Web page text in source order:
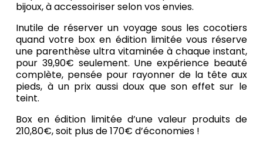
bijoux, à accessoiriser selon vos envies.
Inutile de réserver un voyage sous les cocotiers
quand votre box en édition limitée vous réserve
une parenthèse ultra vitaminée à chaque instant,
pour 39,90€ seulement. Une expérience beauté
complète, pensée pour rayonner de la tête aux
pieds, à un prix aussi doux que son effet sur le
teint.
Box en édition limitée d’une valeur produits de
210,80€, soit plus de 170€ d’économies !